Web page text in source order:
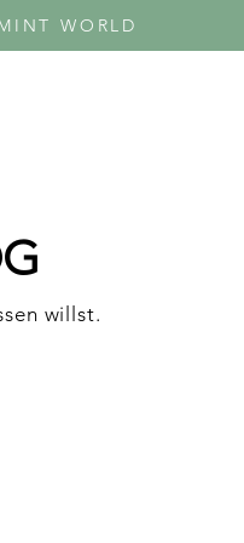
WORLD
willst.